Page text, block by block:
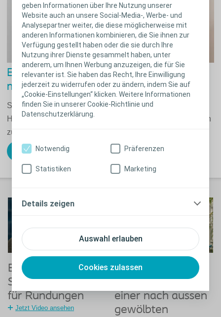
geben Informationen über Ihre Nutzung unserer
Website auch an unsere Social-Media-, Werbe- und
Analysepartner weiter, die diese möglicherweise mit
anderen Informationen kombinieren, die Sie ihnen zur
Verfügung gestellt haben oder die sie durch Ihre
Nutzung ihrer Dienste gesammelt haben, unter
anderem, um Ihnen Werbung anzuzeigen, die für Sie
relevanter ist. Sie haben das Recht, Ihre Einwilligung
jederzeit zu widerrufen oder zu ändern, indem Sie auf
„Cookie-Einstellungen“ klicken. Weitere Informationen
finden Sie in unserer Cookie-Richtlinie und
Datenschutzerklärung.
Auswahl erlauben
Cookies zulassen
Notwendig Präferenzen
Statistiken Marketing
Details zeigen
Einfach anzuwenden
mit weniger Faltenbildung
SenSura Mio Concave wird umgekehrt geliefert, damit der
Hautschutz einfach angebracht werden kann - ohne Falten
zu bilden.
Anwendungsanleitungen ansehen
Endlich: eine
Stomaversorgung
für Rundungen
Jetzt Video ansehen
Entwickelt für
Stomaträger mit
einer nach aussen
gewölbten